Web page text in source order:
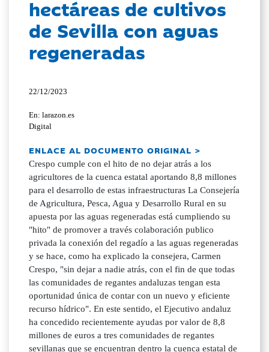
hectáreas de cultivos
de Sevilla con aguas
regeneradas
22/12/2023
En: larazon.es
Digital
ENLACE AL DOCUMENTO ORIGINAL >
Crespo cumple con el hito de no dejar atrás a los
agricultores de la cuenca estatal aportando 8,8 millones
para el desarrollo de estas infraestructuras La Consejería
de Agricultura, Pesca, Agua y Desarrollo Rural en su
apuesta por las aguas regeneradas está cumpliendo su
"hito" de promover a través colaboración publico
privada la conexión del regadío a las aguas regeneradas
y se hace, como ha explicado la consejera, Carmen
Crespo, "sin dejar a nadie atrás, con el fin de que todas
las comunidades de regantes andaluzas tengan esta
oportunidad única de contar con un nuevo y eficiente
recurso hídrico". En este sentido, el Ejecutivo andaluz
ha concedido recientemente ayudas por valor de 8,8
millones de euros a tres comunidades de regantes
sevillanas que se encuentran dentro la cuenca estatal de